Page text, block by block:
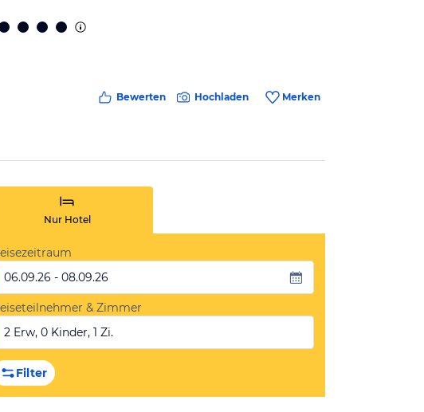
Bewerten Hochladen Merken
Nur Hotel
06.09.26 - 08.09.26
& Zimmer
2 Erw, 0 Kinder, 1 Zi.
Filter